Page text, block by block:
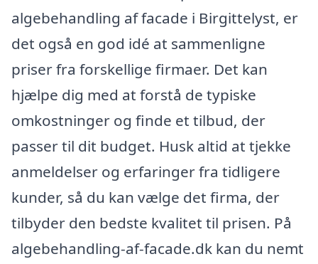
algebehandling af facade i Birgittelyst, er
det også en god idé at sammenligne
priser fra forskellige firmaer. Det kan
hjælpe dig med at forstå de typiske
omkostninger og finde et tilbud, der
passer til dit budget. Husk altid at tjekke
anmeldelser og erfaringer fra tidligere
kunder, så du kan vælge det firma, der
tilbyder den bedste kvalitet til prisen. På
algebehandling-af-facade.dk kan du nemt